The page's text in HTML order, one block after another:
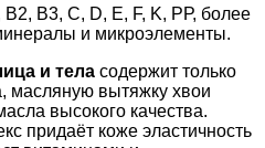
В3, C, D, E, F, K, PР, более
и микроэлементы.
и тела содержит только
масляную вытяжку хвои
высокого качества.
придаёт коже эластичность